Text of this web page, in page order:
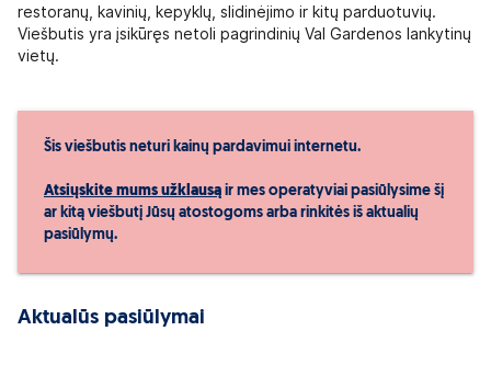
restoranų, kavinių, kepyklų, slidinėjimo ir kitų parduotuvių.
Viešbutis yra įsikūręs netoli pagrindinių Val Gardenos lankytinų
vietų.
Šis viešbutis neturi kainų pardavimui internetu.
Atsiųskite mums užklausą ir mes operatyviai pasiūlysime šį
ar kitą viešbutį Jūsų atostogoms arba rinkitės iš aktualių
pasiūlymų.
Aktualūs pasiūlymai